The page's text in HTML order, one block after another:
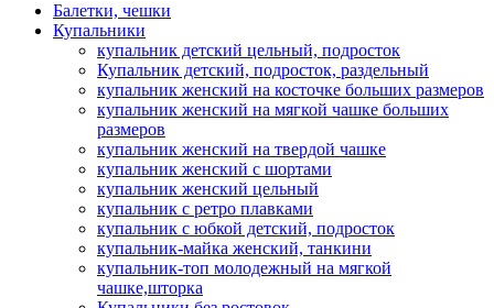
Балетки, чешки
Купальники
купальник детский цельный, подросток
Купальник детский, подросток, раздельный
купальник женский на косточке больших размеров
купальник женский на мягкой чашке больших
размеров
купальник женский на твердой чашке
купальник женский с шортами
купальник женский цельный
купальник с ретро плавками
купальник с юбкой детский, подросток
купальник-майка женский, танкини
купальник-топ молодежный на мягкой
чашке,шторка